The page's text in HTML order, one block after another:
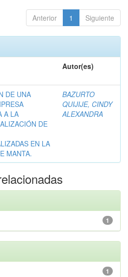
Anterior 1 Siguiente
Autor(es)
DE UNA
A LA
DE
EN LA
MANTA.
BAZURTO
QUIJIJE, CINDY
ALEXANDRA
1
1